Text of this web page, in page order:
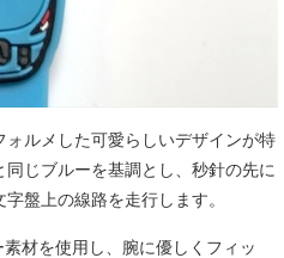
ルメした可愛らしいデザインが特
じブルーを基調とし、秒針の先に
盤上の線路を走行します。
材を使用し、腕に優しくフィッ